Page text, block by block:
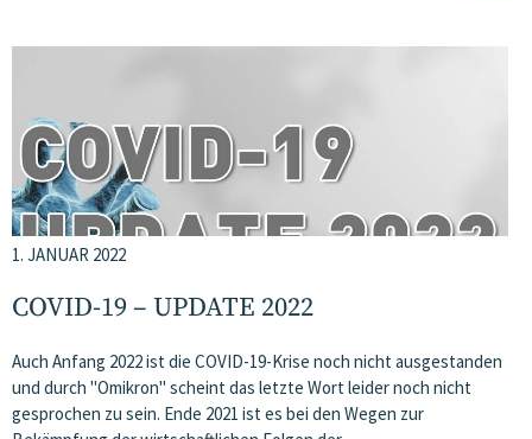
1. JANUAR 2022
COVID-19 – UPDATE 2022
Auch Anfang 2022 ist die COVID-19-Krise noch nicht ausgestanden
und durch "Omikron" scheint das letzte Wort leider noch nicht
gesprochen zu sein. Ende 2021 ist es bei den Wegen zur